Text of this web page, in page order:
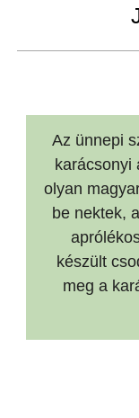
Az ünnepi
karácsonyi
olyan
be nektek,
készült
meg a